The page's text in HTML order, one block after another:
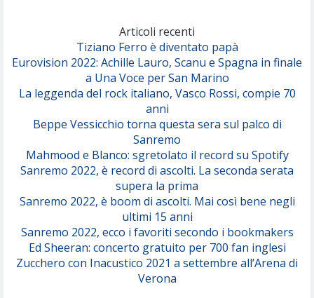
Serenamente
Articoli recenti
Tiziano Ferro è diventato papà
Eurovision 2022: Achille Lauro, Scanu e Spagna in finale
a Una Voce per San Marino
La leggenda del rock italiano, Vasco Rossi, compie 70
anni
Beppe Vessicchio torna questa sera sul palco di
Sanremo
Mahmood e Blanco: sgretolato il record su Spotify
Sanremo 2022, è record di ascolti. La seconda serata
supera la prima
Sanremo 2022, è boom di ascolti. Mai così bene negli
ultimi 15 anni
Sanremo 2022, ecco i favoriti secondo i bookmakers
Ed Sheeran: concerto gratuito per 700 fan inglesi
Zucchero con Inacustico 2021 a settembre all’Arena di
Verona